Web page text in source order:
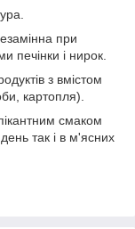
при
печінки і нирок.
з вмістом
картопля).
смаком
так і в м'ясних